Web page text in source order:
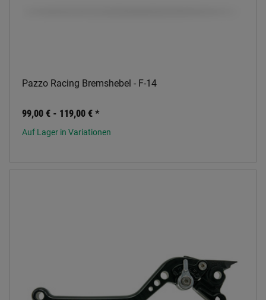
Pazzo Racing Bremshebel - F-14
99,00 € - 119,00 € *
Auf Lager in Variationen